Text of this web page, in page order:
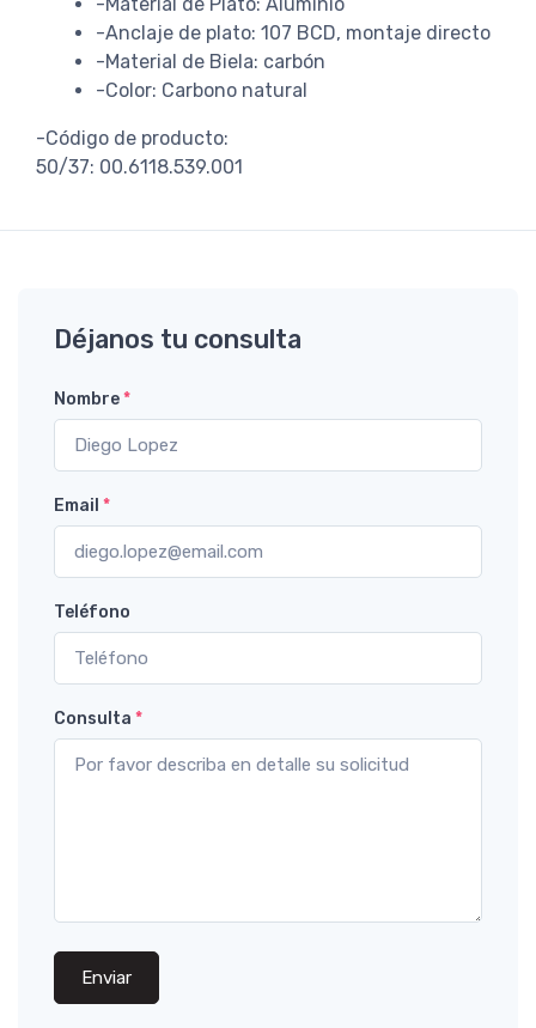
-Anclaje de plato: 107 BCD, montaje directo
-Material de Biela: carbón
-Color: Carbono natural
-Código de producto:
50/37: 00.6118.539.001
Déjanos tu consulta
Nombre*
Email *
Teléfono
Consulta *
Enviar